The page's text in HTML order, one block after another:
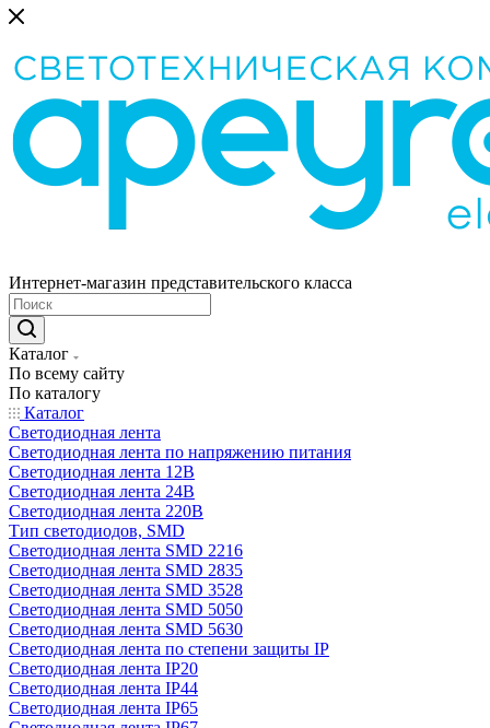
Интернет-магазин представительского класса
Каталог
По всему сайту
По каталогу
Каталог
Светодиодная лента
Светодиодная лента по напряжению питания
Светодиодная лента 12В
Светодиодная лента 24В
Светодиодная лента 220В
Тип светодиодов, SMD
Cветодиодная лента SMD 2216
Светодиодная лента SMD 2835
Светодиодная лента SMD 3528
Светодиодная лента SMD 5050
Светодиодная лента SMD 5630
Светодиодная лента по степени защиты IP
Светодиодная лента IP20
Светодиодная лента IP44
Светодиодная лента IP65